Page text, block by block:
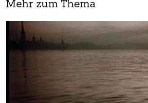
Mehr zum Thema